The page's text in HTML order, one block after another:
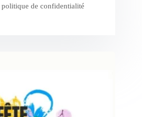
politique de confidentialité